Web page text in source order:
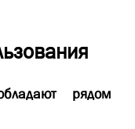
рядом